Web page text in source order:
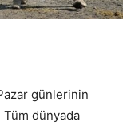
günlerinin
dünyada